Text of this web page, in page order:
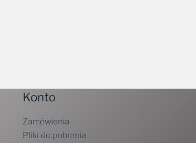
Konto
Zamówienia
Pliki do pobrania